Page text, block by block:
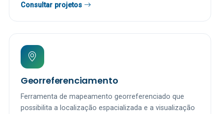
Consultar projetos
Georreferenciamento
Ferramenta de mapeamento georreferenciado que
possibilita a localização espacializada e a visualização